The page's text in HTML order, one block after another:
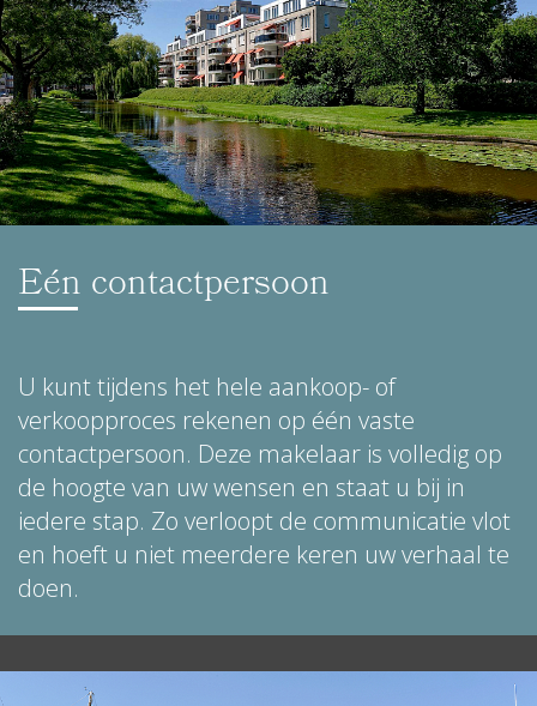
Eén contactpersoon
U kunt tijdens het hele aankoop- of
verkoopproces rekenen op één vaste
contactpersoon. Deze makelaar is volledig op
de hoogte van uw wensen en staat u bij in
iedere stap. Zo verloopt de communicatie vlot
en hoeft u niet meerdere keren uw verhaal te
doen.